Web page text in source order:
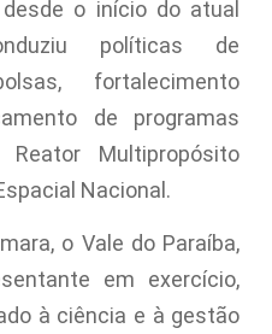
o início do atual
políticas de
fortalecimento
de programas
Multipropósito
Nacional.
o Vale do Paraíba,
em exercício,
à ciência e à gestão